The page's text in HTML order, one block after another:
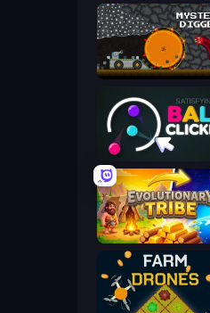
Mystery Digger
Satisfying Ball Clicker
Evolutionary Tribe